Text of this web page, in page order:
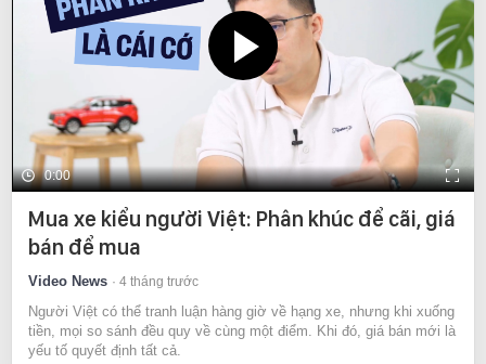
0:00
Mua xe kiểu người Việt: Phân khúc để cãi, giá
bán để mua
Video News 4 tháng trước
Người Việt có thể tranh luận hàng giờ về hạng xe, nhưng khi xuống
tiền, mọi so sánh đều quy về cùng một điểm. Khi đó, giá bán mới là
yếu tố quyết định tất cả.